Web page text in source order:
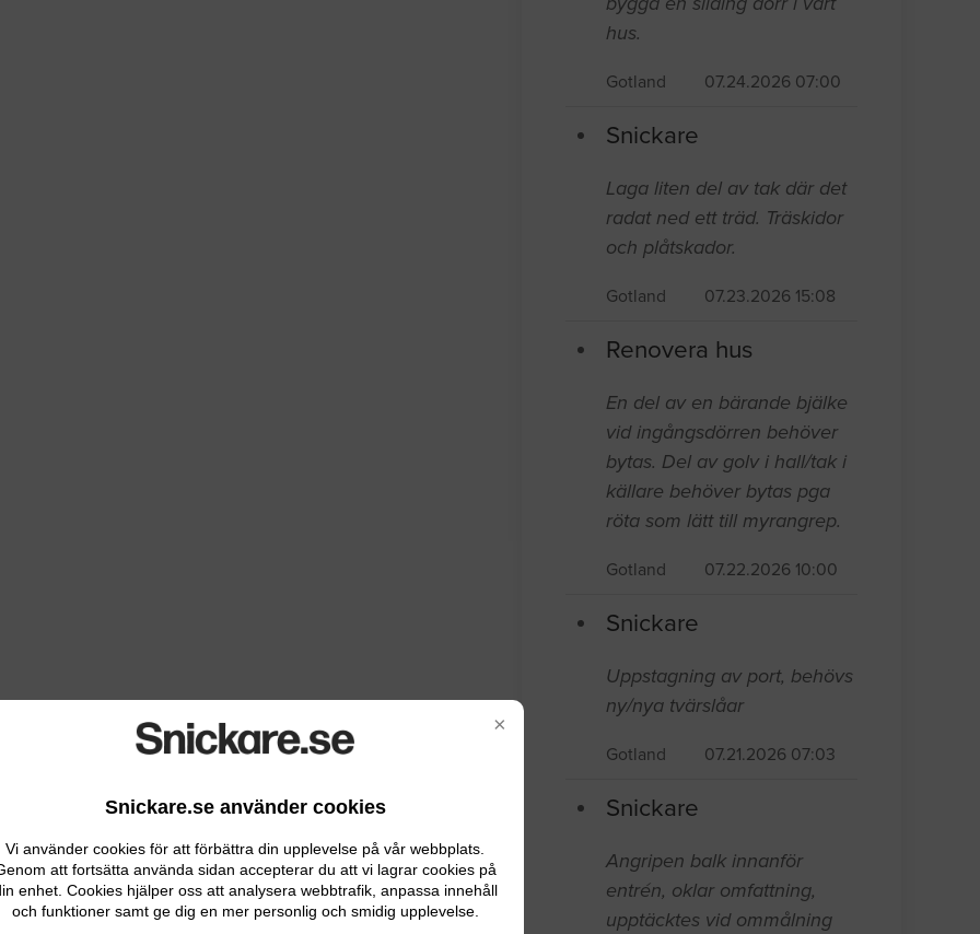
×
Snickare.se använder cookies
Vi använder cookies för att förbättra din upplevelse på vår webbplats.
att fortsätta använda sidan accepterar du att vi lagrar cookies på
enhet. Cookies hjälper oss att analysera webbtrafik, anpassa innehåll
och funktioner samt ge dig en mer personlig och smidig upplevelse.
hus.
Gotland 07.24.2026 07:00
Snickare
Laga liten del av tak där det
radat ned ett träd. Träskidor
och plåtskador.
Gotland 07.23.2026 15:08
Renovera hus
En del av en bärande bjälke
vid ingångsdörren behöver
bytas. Del av golv i hall/tak i
källare behöver bytas pga
röta som lätt till myrangrep.
Gotland 07.22.2026 10:00
Snickare
Uppstagning av port, behövs
ny/nya tvärslåar
Gotland 07.21.2026 07:03
Snickare
Angripen balk innanför
entrén, oklar omfattning,
upptäcktes vid ommålning